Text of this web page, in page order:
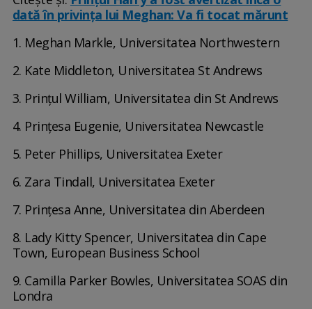
dată în privința lui Meghan: Va fi tocat mărunt
1. Meghan Markle, Universitatea Northwestern
2. Kate Middleton, Universitatea St Andrews
3. Prințul William, Universitatea din St Andrews
4. Prințesa Eugenie, Universitatea Newcastle
5. Peter Phillips, Universitatea Exeter
6. Zara Tindall, Universitatea Exeter
7. Prințesa Anne, Universitatea din Aberdeen
8. Lady Kitty Spencer, Universitatea din Cape
Town, European Business School
9. Camilla Parker Bowles, Universitatea SOAS din
Londra